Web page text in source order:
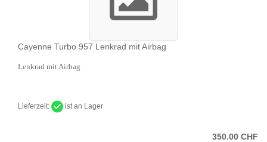
Cayenne Turbo 957 Lenkrad mit Airbag
Lenkrad mit Airbag
Lieferzeit: ist an Lager
350.00 CHF